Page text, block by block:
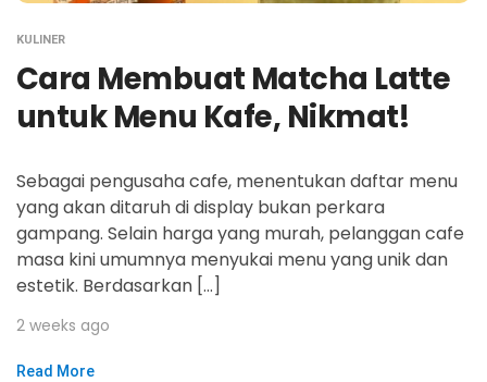
KULINER
Cara Membuat Matcha Latte
untuk Menu Kafe, Nikmat!
Sebagai pengusaha cafe, menentukan daftar menu
yang akan ditaruh di display bukan perkara
gampang. Selain harga yang murah, pelanggan cafe
masa kini umumnya menyukai menu yang unik dan
estetik. Berdasarkan […]
2 weeks ago
Read More